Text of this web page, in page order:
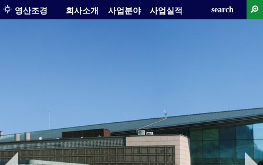
영산조경 회사소개 사업분야 사업실적 search